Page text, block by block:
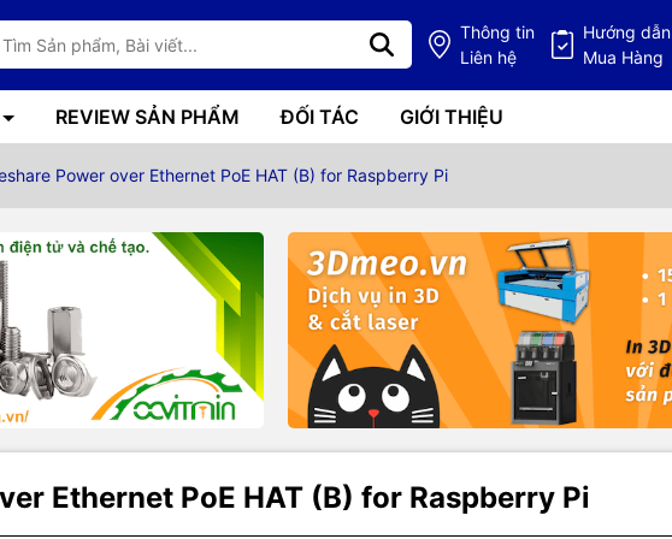
Thông tin
Liên hệ
Hướng dẫn
Mua Hàng
REVIEW SẢN PHẨM ĐỐI TÁC GIỚI THIỆU
Power over Ethernet PoE HAT (B) for Raspberry Pi
Ethernet PoE HAT (B) for Raspberry Pi